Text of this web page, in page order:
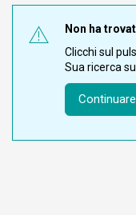
Non ha
Clicchi sul
Sua ricerca